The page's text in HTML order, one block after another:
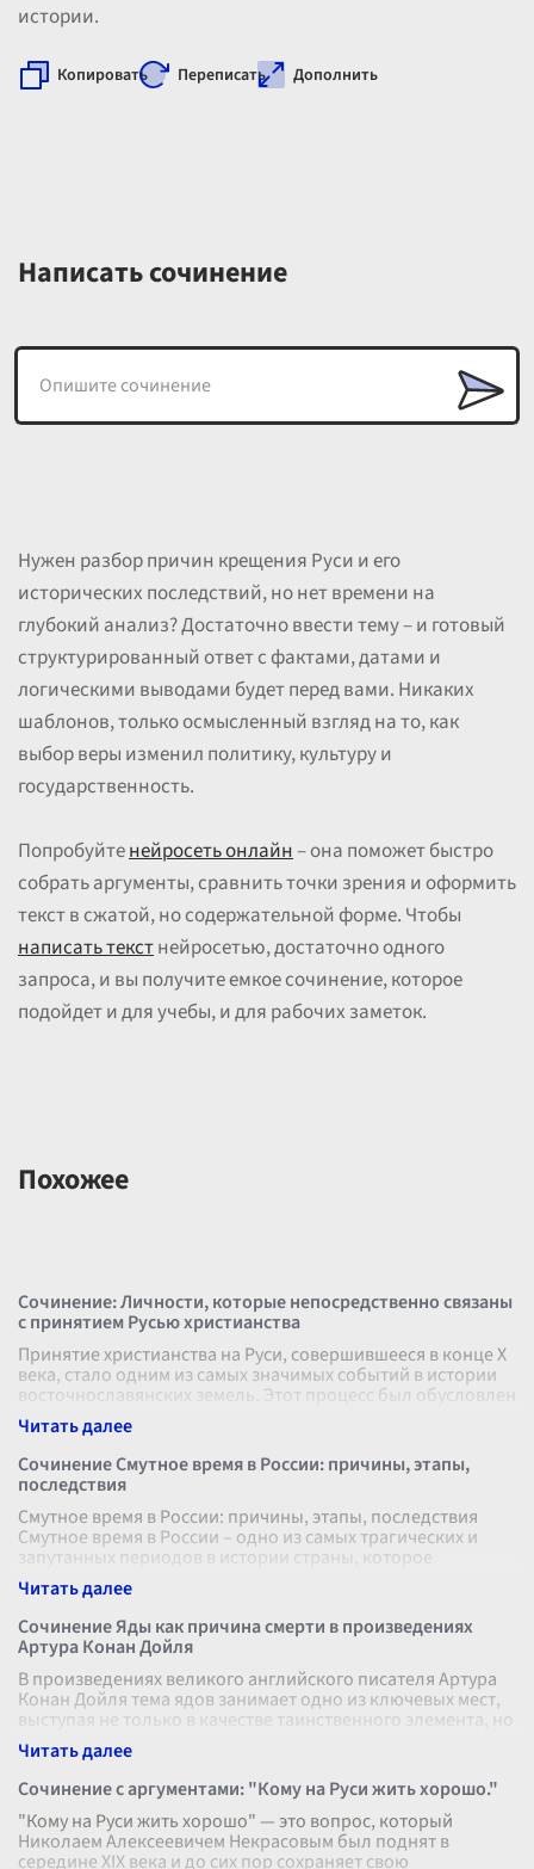
истории.
Копировать Переписать Дополнить
Написать сочинение
Нужен разбор причин крещения Руси и его
исторических последствий, но нет времени на
глубокий анализ? Достаточно ввести тему – и готовый
структурированный ответ с фактами, датами и
логическими выводами будет перед вами. Никаких
шаблонов, только осмысленный взгляд на то, как
выбор веры изменил политику, культуру и
государственность.
Попробуйтенейросеть онлайн– она поможет быстро
собрать аргументы, сравнить точки зрения и оформить
текст в сжатой, но содержательной форме. Чтобы
написать текстнейросетью, достаточно одного
запроса, и вы получите емкое сочинение, которое
подойдет и для учебы, и для рабочих заметок.
Похожее
Сочинение: Личности, которые непосредственно связаны
с принятием Русью христианства
Принятие христианства на Руси, совершившееся в конце X
века, стало одним из самых значимых событий в истории
восточнославянских земель. Этот процесс был обусловлен
деятельностью ря
Сочинение Смутное время в России: причины, этапы,
последствия
Смутное время в России: причины, этапы, последствия
Смутное время в России – одно из самых трагических и
запутанных периодов в истории страны, которое
происходило с конца XVI до н
Сочинение Яды как причина смерти в произведениях
Артура Конан Дойля
В произведениях великого английского писателя Артура
Конан Дойля тема ядов занимает одно из ключевых мест,
выступая не только в качестве таинственного элемента, но
и как основного
Сочинение с аргументами: "Кому на Руси жить хорошо."
"Кому на Руси жить хорошо" — это вопрос, который
Николаем Алексеевичем Некрасовым был поднят в
середине XIX века и до сих пор сохраняет свою